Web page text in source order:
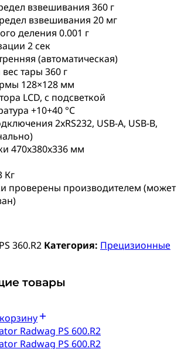
взвешивания 360 г
взвешивания 20 мг
деления 0.001 г
2 сек
(автоматическая)
тары 360 г
128×128 мм
LCD, с подсветкой
+10+40 °C
2xRS232, USB-A, USB-B,
470x380x336 мм
Кг
проверены производителем (может
360.R2 Категория: Прецизионные
товары